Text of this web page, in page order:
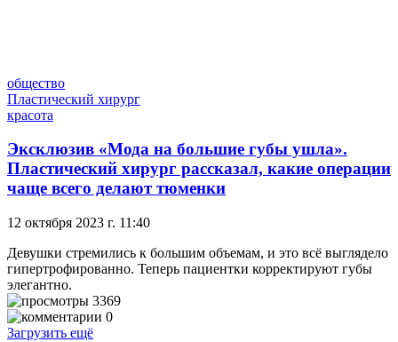
общество
Пластический хирург
красота
Эксклюзив «Мода на большие губы ушла».
Пластический хирург рассказал, какие операции
чаще всего делают тюменки
12 октября 2023 г. 11:40
Девушки стремились к большим объемам, и это всё выглядело
гипертрофированно. Теперь пациентки корректируют губы
элегантно.
3369
0
Загрузить ещё